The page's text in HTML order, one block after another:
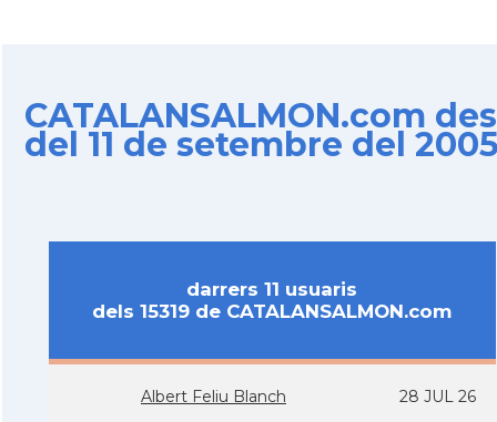
CATALANSALMON.com des
del 11 de setembre del
darrers 11 usuaris
dels 15319 de CATALANSALMON.com
Albert Feliu Blanch 28 JUL 26